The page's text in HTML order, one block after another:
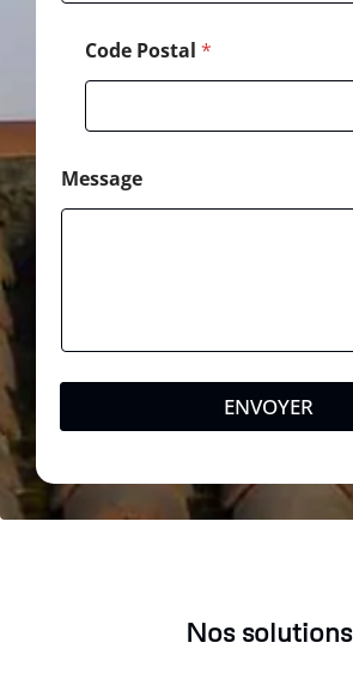
Code Postal *
Message
ENVOYER
Nos solutions